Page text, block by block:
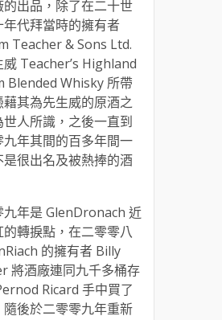
的出品，除了在二十世
年代拜當時的擁有者
Teacher & Sons Ltd.
威 Teacher’s Highland
Blended Whisky 所帶
藉其為先生威的原酒之
世人所識，之後一直到
九年其間的百多年間一
是很出名及被熱捧的酒
九年是 GlenDronach 近
的轉捩點，在二零零八
的擁有者 Billy
將酒廠連同九千多桶存
Ricard 手中買了
隨後於二零零九年重新